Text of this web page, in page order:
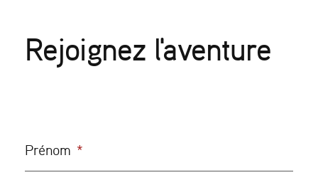
Rejoignez l'aventure
Prénom *